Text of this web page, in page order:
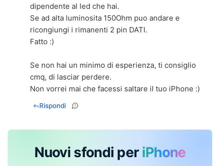
dipendente al led che hai.
Se ad alta luminosita 150Ohm puo andare e
ricongiungi i rimanenti 2 pin DATI.
Fatto :)
Se non hai un minimo di esperienza, ti consiglio
cmq, di lasciar perdere.
Non vorrei mai che facessi saltare il tuo iPhone :)
Rispondi
Nuovi sfondi per iPhone